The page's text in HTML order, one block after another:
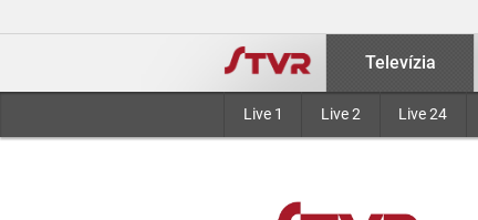
Televízia
Live 1 Live 2 Live 24